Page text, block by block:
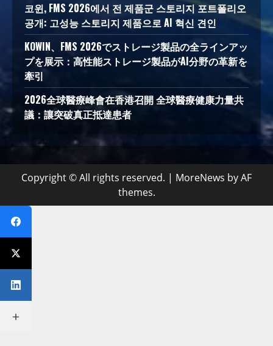
코윈, FMS 2026에서 전 제품군 스토리지 포트폴리오
공개: 고성능 스토리지 제품으로 AI 혁신 견인
KOWIN、FMS 2026でストレージ製品の全ラインアッ
プを展示：高性能ストレージ製品がAI分野の革新を
牽引
2026全球醫療峰會在香港召開 全球醫療健康力量共
議：讓突破真正抵達患者
Copyright © All rights reserved. | MoreNews by AF
themes.